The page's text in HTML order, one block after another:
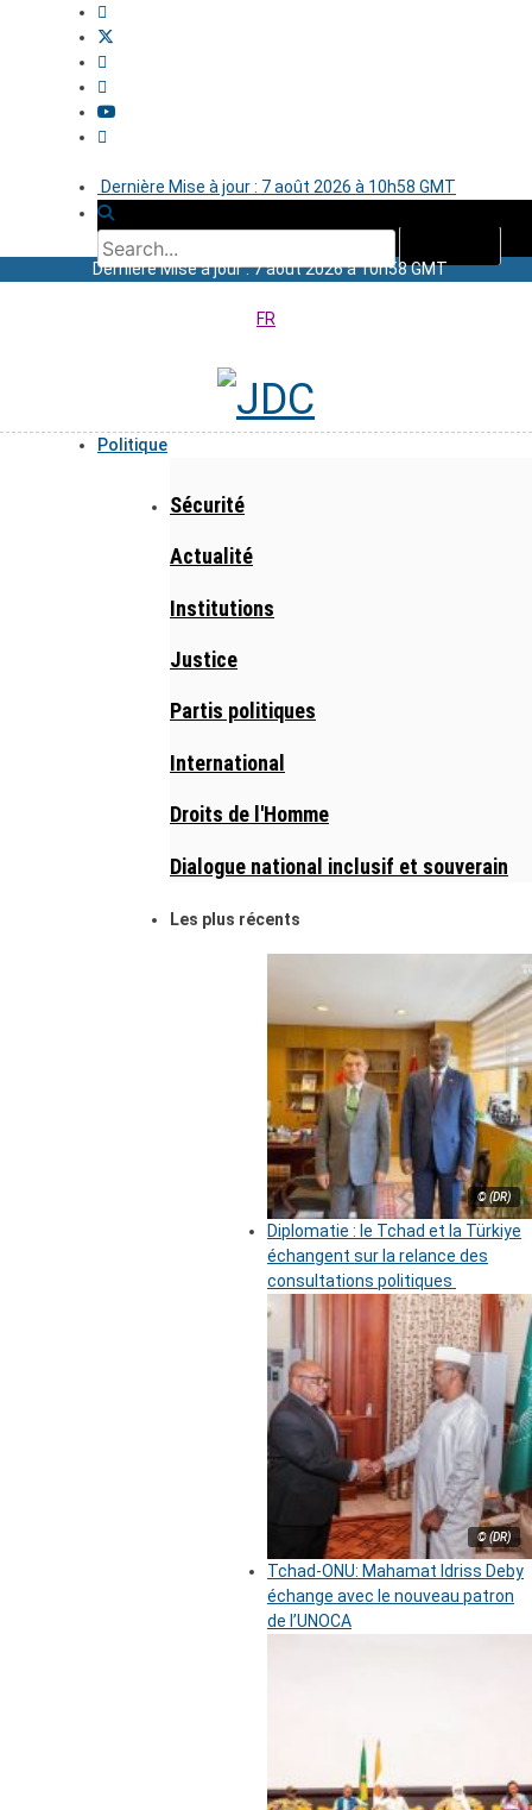
Dernière Mise à jour : 7 août 2026 à 10h58 GMT
Dernière Mise à jour : 7 août 2026 à 10h58 GMT
FR
Politique
Sécurité
Actualité
Institutions
Justice
Partis politiques
International
Droits de l'Homme
Dialogue national inclusif et souverain
Les plus récents
© (DR)
Diplomatie : le Tchad et la Türkiye
échangent sur la relance des
consultations politiques
© (DR)
Tchad-ONU: Mahamat Idriss Deby
échange avec le nouveau patron
de l’UNOCA